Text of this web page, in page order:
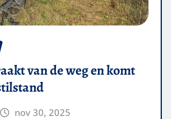
van de weg en komt
nov 30, 2025